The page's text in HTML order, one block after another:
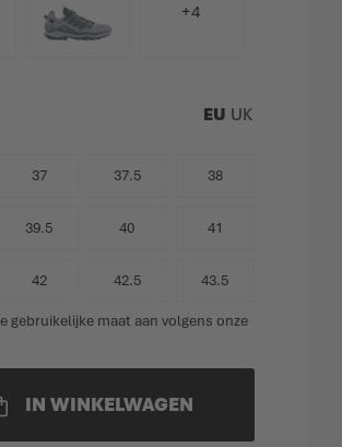
+4
EU UK
37 37.5 38
39.5 40 41
42 42.5 43.5
gebruikelijke maat aan volgens onze
IN WINKELWAGEN